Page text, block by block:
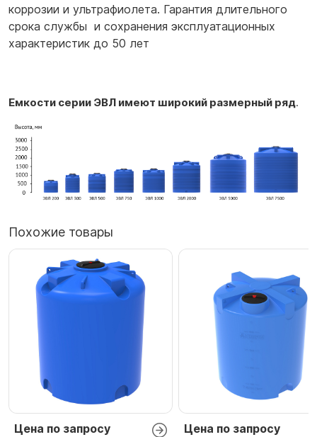
коррозии и ультрафиолета. Гарантия длительного
срока службы и сохранения эксплуатационных
характеристик до 50 лет
Емкости серии ЭВЛ имеют широкий размерный ряд.
Похожие товары
Цена по запросу Цена по запросу